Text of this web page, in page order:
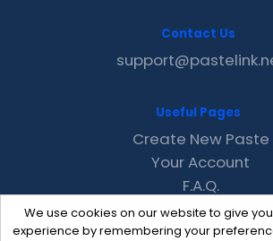
We use cookies on our website to give
experience by remembering your
Contact Us
Useful Pages
Create New Paste
Your Account
F.A.Q.
Recent
Contact